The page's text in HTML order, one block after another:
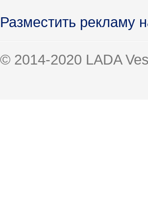
Разместить рекламу
© 2014-2020 LADA